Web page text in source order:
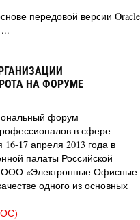
передовой версии Oracle
НА ФОРУМЕ
форум
в сфере
17 апреля 2013 года в
палаты Российской
ООО «Электронные Офисные
одного из основных